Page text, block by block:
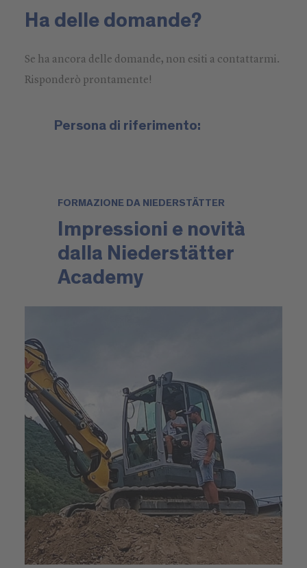
Persona di riferimento:
Ha delle domande?
Se ha ancora delle domande, non esiti a contattarmi.
Risponderò prontamente!
FORMAZIONE DA NIEDERSTÄTTER
Impressioni e novità
dalla Niederstätter
Academy